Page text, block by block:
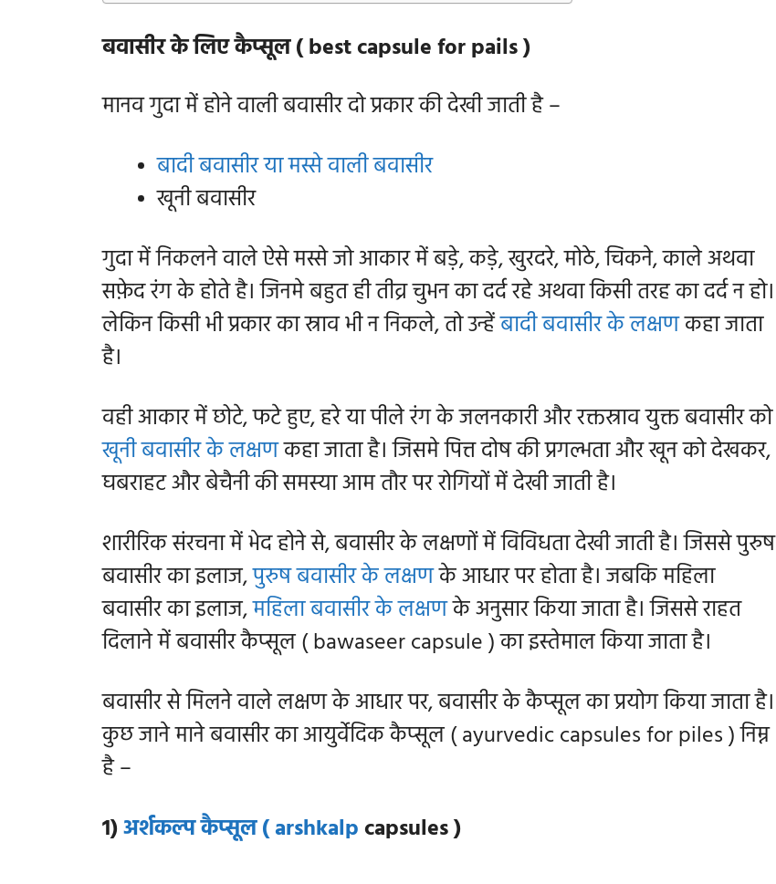
बवासीर के लिए कैप्सूल ( best capsule for pails )
मानव गुदा में होने वाली बवासीर दो प्रकार की देखी जाती है –
बादी बवासीर या मस्से वाली बवासीर
खूनी बवासीर
गुदा में निकलने वाले ऐसे मस्से जो आकार में बड़े, कड़े, खुरदरे, मोठे, चिकने, काले अथवा
सफ़ेद रंग के होते है। जिनमे बहुत ही तीव्र चुभन का दर्द रहे अथवा किसी तरह का दर्द न हो।
लेकिन किसी भी प्रकार का स्राव भी न निकले, तो उन्हेंबादी बवासीर के लक्षणकहा जाता
है।
वही आकार में छोटे, फटे हुए, हरे या पीले रंग के जलनकारी और रक्तस्राव युक्त बवासीर को
खूनी बवासीर के लक्षणकहा जाता है। जिसमे पित्त दोष की प्रगल्भता और खून को देखकर,
घबराहट और बेचैनी की समस्या आम तौर पर रोगियों में देखी जाती है।
शारीरिक संरचना में भेद होने से, बवासीर के लक्षणों में विविधता देखी जाती है। जिससे पुरुष
बवासीर का इलाज,पुरुष बवासीर के लक्षणके आधार पर होता है। जबकि महिला
बवासीर का इलाज,महिला बवासीर के लक्षणके अनुसार किया जाता है। जिससे राहत
दिलाने में बवासीर कैप्सूल ( bawaseer capsule ) का इस्तेमाल किया जाता है।
बवासीर से मिलने वाले लक्षण के आधार पर, बवासीर के कैप्सूल का प्रयोग किया जाता है।
कुछ जाने माने बवासीर का आयुर्वेदिक कैप्सूल ( ayurvedic capsules for piles ) निम्न
है –
1)अर्शकल्प कैप्सूल ( arshkalpcapsules)